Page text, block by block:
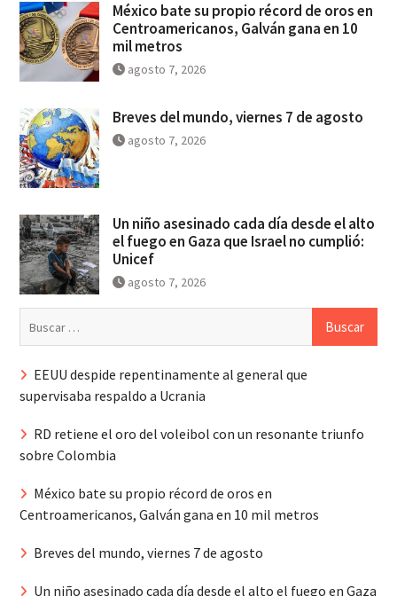
México bate su propio récord de oros en
Centroamericanos, Galván gana en 10
mil metros
agosto 7, 2026
Breves del mundo, viernes 7 de agosto
agosto 7, 2026
Un niño asesinado cada día desde el alto
el fuego en Gaza que Israel no cumplió:
Unicef
agosto 7, 2026
EEUU despide repentinamente al general que
supervisaba respaldo a Ucrania
RD retiene el oro del voleibol con un resonante triunfo
sobre Colombia
México bate su propio récord de oros en
Centroamericanos, Galván gana en 10 mil metros
Breves del mundo, viernes 7 de agosto
Un niño asesinado cada día desde el alto el fuego en Gaza